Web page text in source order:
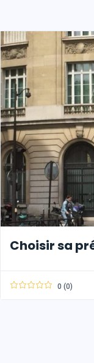
Choisir sa
0 (0)